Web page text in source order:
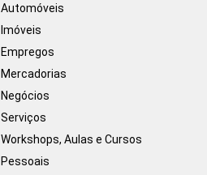
Automóveis
Imóveis
Empregos
Mercadorias
Negócios
Serviços
Workshops, Aulas e Cursos
Pessoais